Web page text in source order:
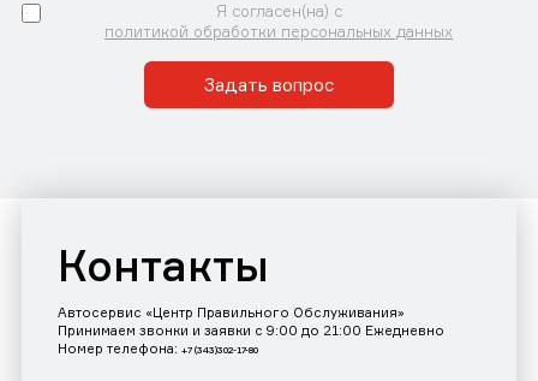
Я согласен(на) с
политикой обработки персональных данных
Задать вопрос
Контакты
Автосервис «Центр Правильного Обслуживания»
Принимаем звонки и заявки с 9:00 до 21:00 Ежедневно
Номер телефона: +7 (343)302-17-80